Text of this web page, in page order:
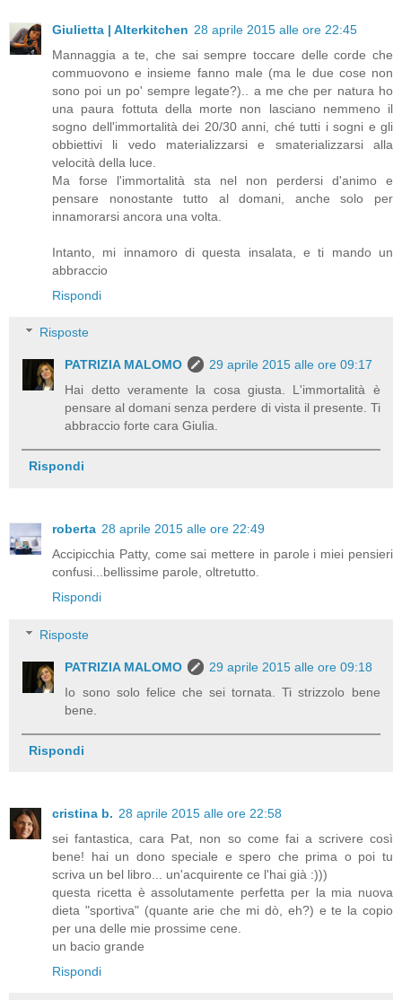
Giulietta | Alterkitchen 28 aprile 2015 alle ore 22:45
Mannaggia a te, che sai sempre toccare delle corde che
commuovono e insieme fanno male (ma le due cose non
sono poi un po' sempre legate?).. a me che per natura ho
una paura fottuta della morte non lasciano nemmeno il
sogno dell'immortalità dei 20/30 anni, ché tutti i sogni e gli
obbiettivi li vedo materializzarsi e smaterializzarsi alla
velocità della luce.
Ma forse l'immortalità sta nel non perdersi d'animo e
pensare nonostante tutto al domani, anche solo per
innamorarsi ancora una volta.
Intanto, mi innamoro di questa insalata, e ti mando un
abbraccio
Rispondi
Risposte
PATRIZIA MALOMO
29 aprile 2015 alle ore 09:17
Hai detto veramente la cosa giusta. L'immortalità è
pensare al domani senza perdere di vista il presente. Ti
abbraccio forte cara Giulia.
Rispondi
roberta 28 aprile 2015 alle ore 22:49
Accipicchia Patty, come sai mettere in parole i miei pensieri
confusi...bellissime parole, oltretutto.
Rispondi
Risposte
PATRIZIA MALOMO
29 aprile 2015 alle ore 09:18
Io sono solo felice che sei tornata. Ti strizzolo bene
bene.
Rispondi
cristina b. 28 aprile 2015 alle ore 22:58
sei fantastica, cara Pat, non so come fai a scrivere così
bene! hai un dono speciale e spero che prima o poi tu
scriva un bel libro... un'acquirente ce l'hai già :)))
questa ricetta è assolutamente perfetta per la mia nuova
dieta "sportiva" (quante arie che mi dò, eh?) e te la copio
per una delle mie prossime cene.
un bacio grande
Rispondi